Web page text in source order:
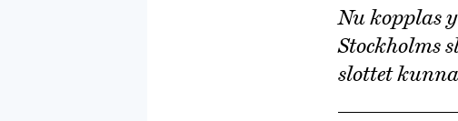
Nu kopplas
Stockholms
slottet